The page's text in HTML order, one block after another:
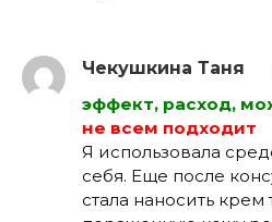
Чекушкина Таня
эффект, расход,
не всем подходит
Я использовала
себя. Еще после
стала наносить